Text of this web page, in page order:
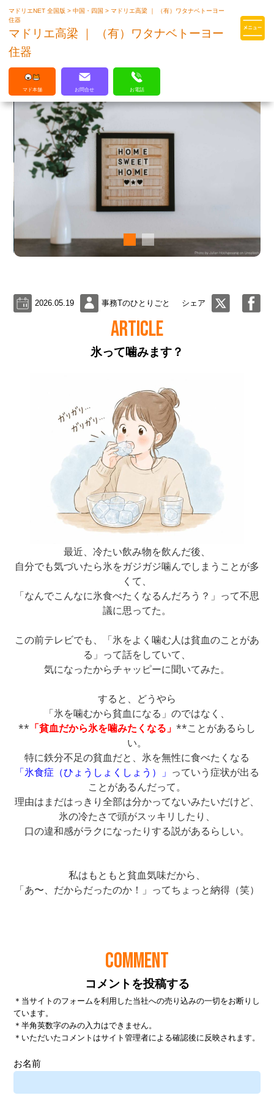
マドリエはLIXILの厳しい基準を
マドリエNET 全国版>中国・四国>マドリエ高梁 ｜ （有）ワタナベトーヨー
住器
マドリエ高梁 ｜ （有）ワタナベトーヨー
住器
マド本舗 お問合せ お電話
2026.05.19 事務Tのひとりごと シェア
ARTICLE
氷って噛みます？
COMMENT
コメントを投稿する
＊当サイトのフォームを利用した当社への売り込みの一切をお断りし
ています。
＊半角英数字のみの入力はできません。
＊いただいたコメントはサイト管理者による確認後に反映されます。
お名前